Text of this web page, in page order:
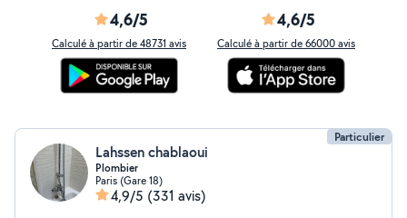
4,6/5
Calculé à partir de 48731 avis
4,6/5
Calculé à partir de 66000 avis
Particulier
Lahssen chablaoui
Plombier
Paris (Gare 18)
4,9/5 (331 avis)